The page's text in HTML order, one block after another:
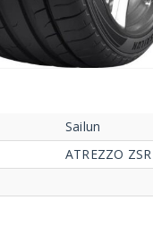
Sailun
ATREZZO